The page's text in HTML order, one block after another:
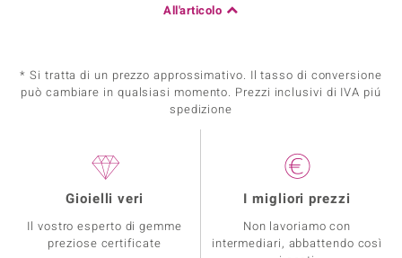
All'articolo
* Si tratta di un prezzo approssimativo. Il tasso di conversione
può cambiare in qualsiasi momento. Prezzi inclusivi di IVA piú
spedizione
Gioielli veri
Il vostro esperto di gemme
preziose certificate
I migliori prezzi
Non lavoriamo con
intermediari, abbattendo così